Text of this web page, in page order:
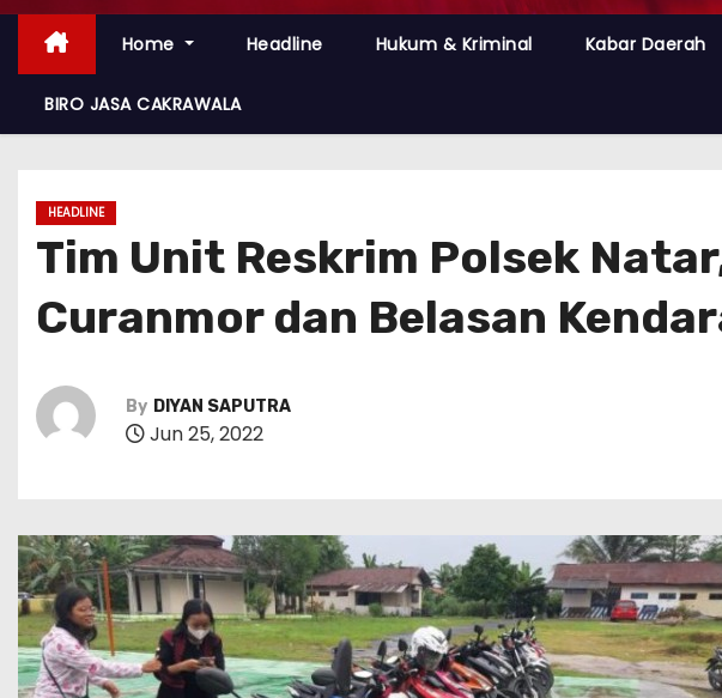
Home Headline Hukum & Kriminal Kabar Daerah
BIRO JASA CAKRAWALA
HEADLINE
Tim Unit Reskrim Polsek
Curanmor dan Belasan
By DIYAN SAPUTRA
Jun 25, 2022